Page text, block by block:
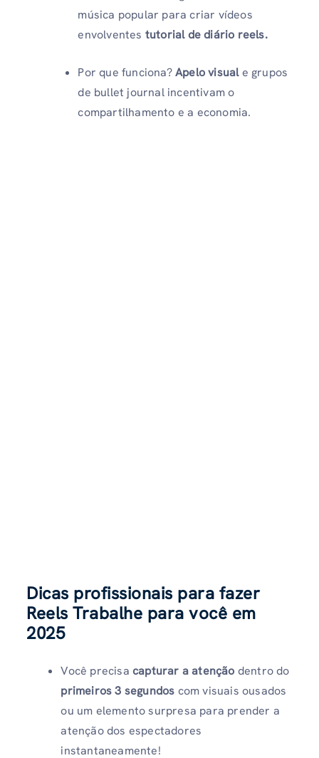
música popular para criar vídeos
envolventes tutorial de diário reels.
Por que funciona?Apelo visuale grupos
de bullet journal incentivam o
compartilhamento e a economia.
Dicas profissionais para fazer
Reels Trabalhe para você em
2025
Você precisa capturar a atenção dentro do
primeiros 3 segundos com visuais ousados ​​
ou um elemento surpresa para prender a
atenção dos espectadores
instantaneamente!